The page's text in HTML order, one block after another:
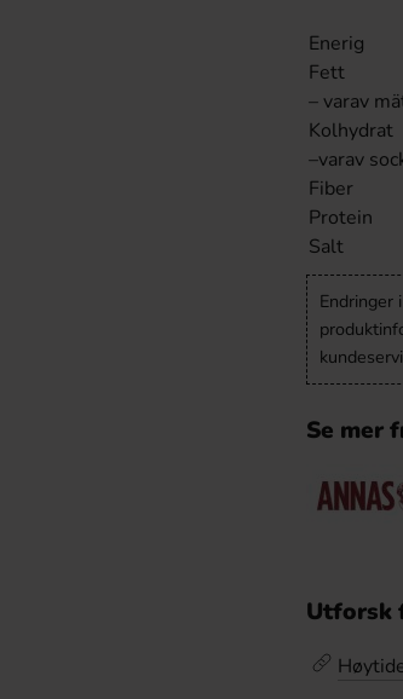
Enerig
Fett
– varav
Kolhydrat
–varav
Fiber
Protein
Salt
Endringer
Se mer
Utforsk